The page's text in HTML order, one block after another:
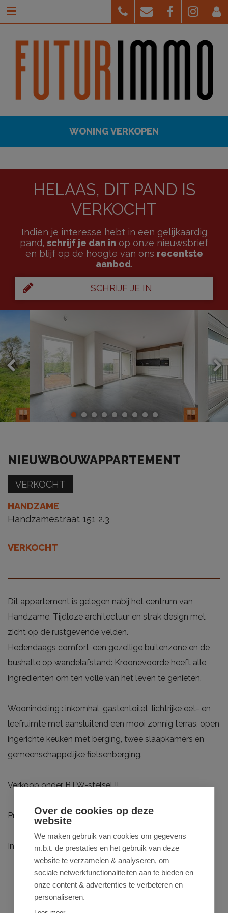
WONING VERKOPEN
HELAAS, DIT PAND IS
VERKOCHT
Indien je interesse hebt in een gelijkaardig
pand, schrijf je dan in op onze nieuwsbrief
en blijf op de hoogte van ons recentste
aanbod.
SCHRIJF JE IN
NIEUWBOUWAPPARTEMENT
VERKOCHT
HANDZAME
Handzamestraat 151 2.3
VERKOCHT
Dit appartement is gelegen nabij het centrum van
Handzame. Tijdloze architectuur en strak design met
zicht op de rustgevende velden.
Hedendaags comfort, een gezellige buitenzone en de
bushalte op wandelafstand: Kroonevoorde heeft alle
ingrediënten om ten volle van het leven te genieten.
Woonindeling : inkomhal, gastentoilet, lichtrijke eet- en
leefruimte met aansluitend een mooi zonnig terras, open
ingerichte keuken met berging, twee slaapkamers en
gemeenschappelijke fietsenberging.
Verkoop onder BTW-stelsel !!
Privé-parking achteraan optioneel bij te kopen.
Interesse : 0470 50 50 50 of info@futurimmo.be
Over de cookies op deze
website
We maken gebruik van cookies om gegevens
m.b.t. de prestaties en het gebruik van deze
website te verzamelen & analyseren, om
sociale netwerkfunctionaliteiten aan te bieden en
onze content & advertenties te verbeteren en
personaliseren.